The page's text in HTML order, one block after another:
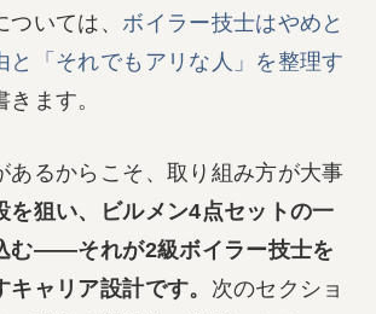
いては、 ボイラー技士はやめと
と「それでもアリな人」を整理す
ます。
あるからこそ、取り組み方が大事
を狙い、ビルメン4点セットの一
む——それが2級ボイラー技士を
ャリア設計です。 次のセクショ